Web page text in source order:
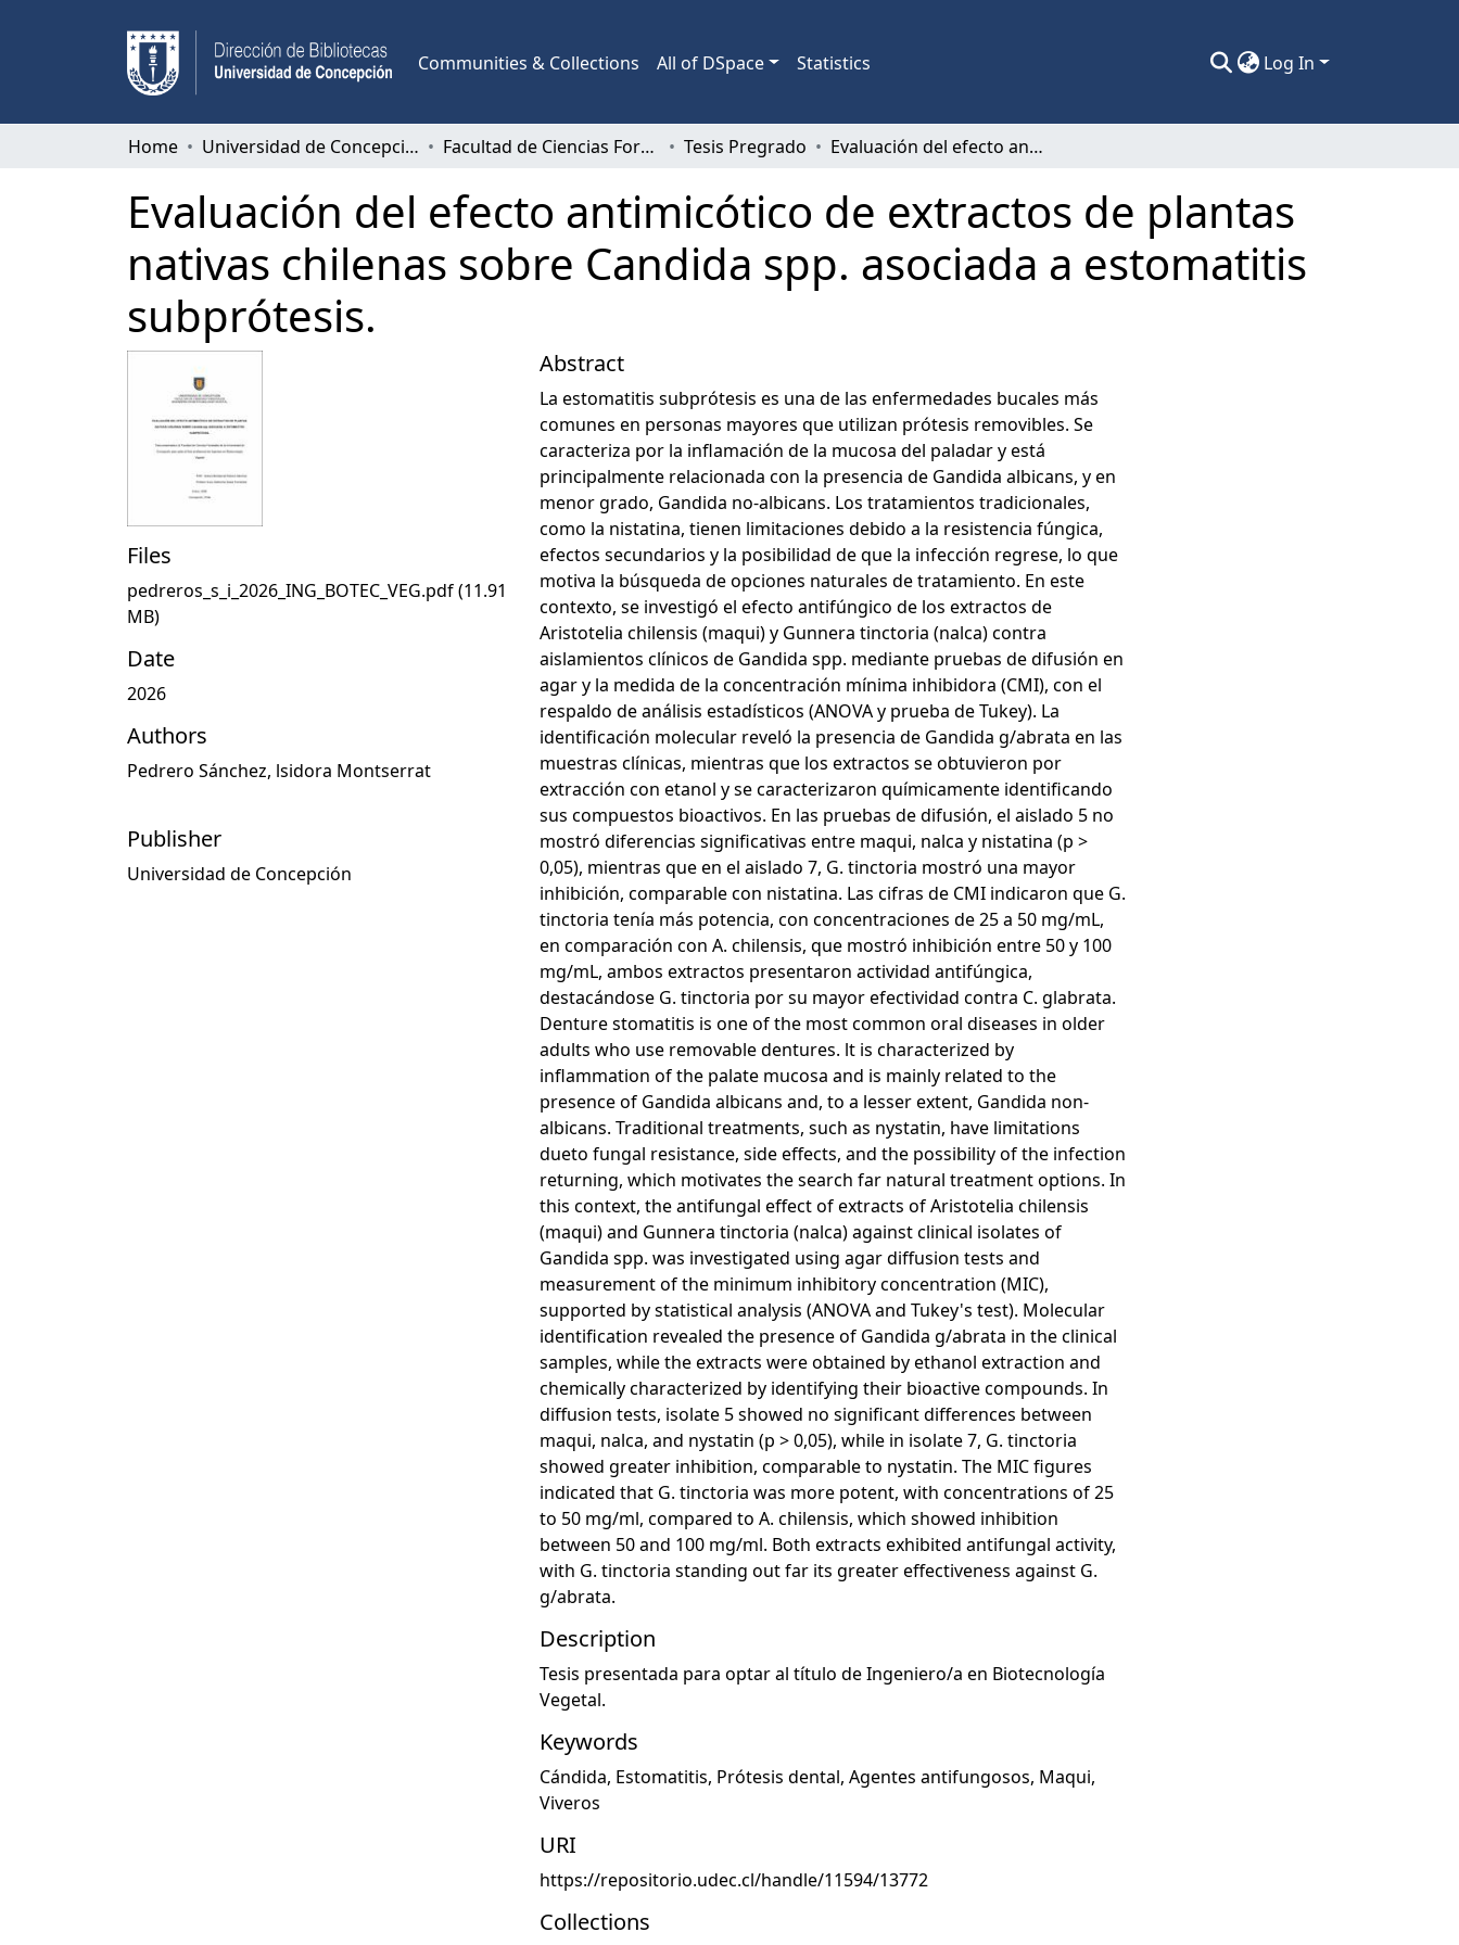
Communities & Collections All of DSpace Statistics Log In
Home Universidad de Concepción Facultad de Ciencias Forestales Tesis Pregrado Evaluación del efecto antimicótico de extractos de plantas nativas chilenas sobre Candida spp. asociada a estomatitis subprótesis.
Evaluación del efecto antimicótico de extractos de plantas
nativas chilenas sobre Candida spp. asociada a estomatitis
subprótesis.
Files
pedreros_s_i_2026_ING_BOTEC_VEG.pdf(11.91
MB)
Date
2026
Authors
Pedrero Sánchez, lsidora Montserrat
Publisher
Universidad de Concepción
Abstract
La estomatitis subprótesis es una de las enfermedades bucales más
comunes en personas mayores que utilizan prótesis removibles. Se
caracteriza por la inflamación de la mucosa del paladar y está
principalmente relacionada con la presencia de Gandida albicans, y en
menor grado, Gandida no-albicans. Los tratamientos tradicionales,
como la nistatina, tienen limitaciones debido a la resistencia fúngica,
efectos secundarios y la posibilidad de que la infección regrese, lo que
motiva la búsqueda de opciones naturales de tratamiento. En este
contexto, se investigó el efecto antifúngico de los extractos de
Aristotelia chilensis (maqui) y Gunnera tinctoria (nalca) contra
aislamientos clínicos de Gandida spp. mediante pruebas de difusión en
agar y la medida de la concentración mínima inhibidora (CMI), con el
respaldo de análisis estadísticos (ANOVA y prueba de Tukey). La
identificación molecular reveló la presencia de Gandida g/abrata en las
muestras clínicas, mientras que los extractos se obtuvieron por
extracción con etanol y se caracterizaron químicamente identificando
sus compuestos bioactivos. En las pruebas de difusión, el aislado 5 no
mostró diferencias significativas entre maqui, nalca y nistatina (p >
0,05), mientras que en el aislado 7, G. tinctoria mostró una mayor
inhibición, comparable con nistatina. Las cifras de CMI indicaron que G.
tinctoria tenía más potencia, con concentraciones de 25 a 50 mg/mL,
en comparación con A. chilensis, que mostró inhibición entre 50 y 100
mg/mL, ambos extractos presentaron actividad antifúngica,
destacándose G. tinctoria por su mayor efectividad contra C. glabrata.
Denture stomatitis is one of the most common oral diseases in older
adults who use removable dentures. lt is characterized by
inflammation of the palate mucosa and is mainly related to the
presence of Gandida albicans and, to a lesser extent, Gandida non-
albicans. Traditional treatments, such as nystatin, have limitations
dueto fungal resistance, side effects, and the possibility of the infection
returning, which motivates the search far natural treatment options. In
this context, the antifungal effect of extracts of Aristotelia chilensis
(maqui) and Gunnera tinctoria (nalca) against clinical isolates of
Gandida spp. was investigated using agar diffusion tests and
measurement of the minimum inhibitory concentration (MIC),
supported by statistical analysis (ANOVA and Tukey's test). Molecular
identification revealed the presence of Gandida g/abrata in the clinical
samples, while the extracts were obtained by ethanol extraction and
chemically characterized by identifying their bioactive compounds. In
diffusion tests, isolate 5 showed no significant differences between
maqui, nalca, and nystatin (p > 0,05), while in isolate 7, G. tinctoria
showed greater inhibition, comparable to nystatin. The MIC figures
indicated that G. tinctoria was more potent, with concentrations of 25
to 50 mg/ml, compared to A. chilensis, which showed inhibition
between 50 and 100 mg/ml. Both extracts exhibited antifungal activity,
with G. tinctoria standing out far its greater effectiveness against G.
g/abrata.
Description
Tesis presentada para optar al título de Ingeniero/a en Biotecnología
Vegetal.
Keywords
Cándida, Estomatitis, Prótesis dental, Agentes antifungosos, Maqui,
Viveros
URI
https://repositorio.udec.cl/handle/11594/13772
Collections